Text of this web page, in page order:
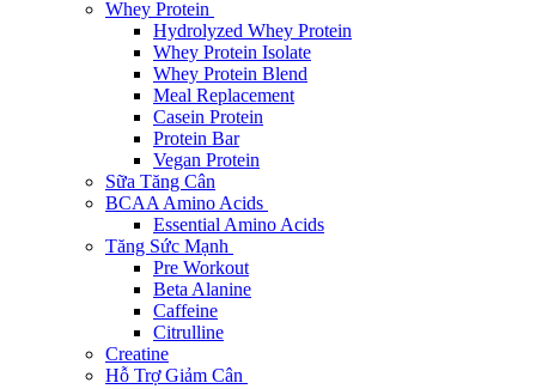
Whey Protein
Hydrolyzed Whey Protein
Whey Protein Isolate
Whey Protein Blend
Meal Replacement
Casein Protein
Protein Bar
Vegan Protein
Sữa Tăng Cân
BCAA Amino Acids
Essential Amino Acids
Tăng Sức Mạnh
Pre Workout
Beta Alanine
Caffeine
Citrulline
Creatine
Hỗ Trợ Giảm Cân